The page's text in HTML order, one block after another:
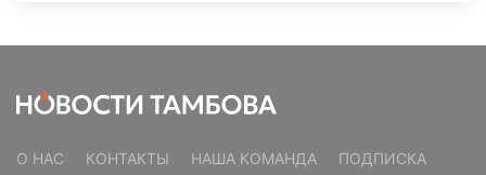
О НАС КОНТАКТЫ НАША КОМАНДА ПОДПИСКА